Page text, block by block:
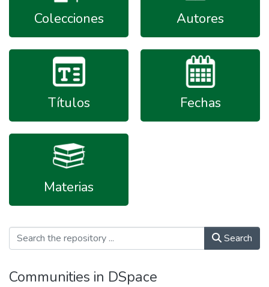
Colecciones Autores
Títulos Fechas
Materias
Search
Communities in DSpace